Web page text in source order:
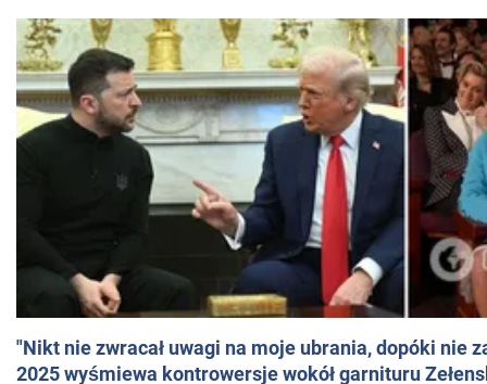
"Nikt nie zwracał uwagi na moje ubrania, dopóki nie
2025 wyśmiewa kontrowersje wokół garnituru